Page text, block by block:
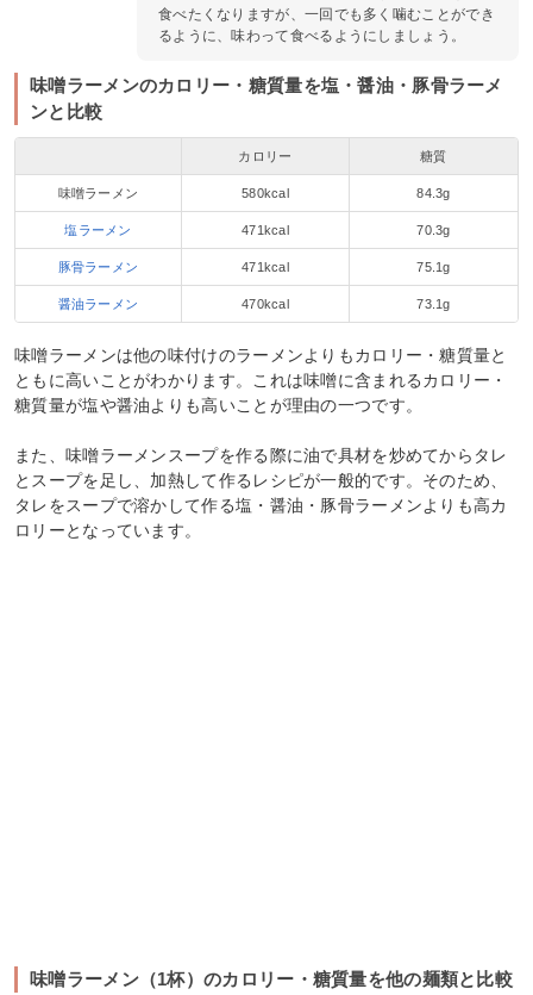
食べたくなりますが、一回でも多く噛むことができ
るように、味わって食べるようにしましょう。
味噌ラーメンのカロリー・糖質量を塩・醤油・豚骨ラーメ
ンと比較
カロリー 糖質
味噌ラーメン 580kcal 84.3g
塩ラーメン 471kcal 70.3g
豚骨ラーメン 471kcal 75.1g
醤油ラーメン 470kcal 73.1g
味噌ラーメンは他の味付けのラーメンよりもカロリー・糖質量と
ともに高いことがわかります。これは味噌に含まれるカロリー・
糖質量が塩や醤油よりも高いことが理由の一つです。
また、味噌ラーメンスープを作る際に油で具材を炒めてからタレ
とスープを足し、加熱して作るレシピが一般的です。そのため、
タレをスープで溶かして作る塩・醤油・豚骨ラーメンよりも高カ
ロリーとなっています。
味噌ラーメン（1杯）のカロリー・糖質量を他の麺類と比較